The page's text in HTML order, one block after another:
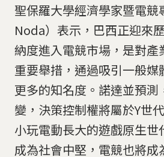
聖保羅大學經濟學家暨電競
Noda）表示，巴西正迎來
納度進入電競市場，是對產
重要舉措，通過吸引一般媒
更多的知名度。諾達並預測
變，決策控制權將屬於Y世
小玩電動長大的遊戲原生世
成為社會中堅，電競也將成